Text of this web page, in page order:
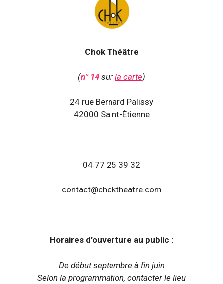
Chok Théâtre
(n° 14 sur la carte)
24 rue Bernard Palissy
42000 Saint-Étienne
04 77 25 39 32
contact@choktheatre.com
Horaires d’ouverture au public :
De début septembre à fin juin
Selon la programmation, contacter le lieu